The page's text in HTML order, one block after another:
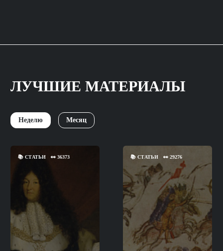
ЛУЧШИЕ МАТЕРИАЛЫ
Неделю Месяц
📚 СТАТЬИ 👀 36373 📚СТАТЬИ 👀29276